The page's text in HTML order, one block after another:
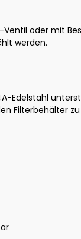
oder mit
werden.
Edelstahl
Filterbehälter